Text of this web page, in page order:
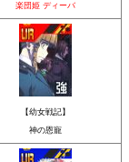
楽団姫 ディーバ
【幼女戦記】
神の恩寵